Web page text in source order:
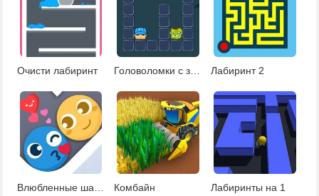
Очисти лабиринт Головоломки с зомби Лабиринт 2
Комбайн Лабиринты на 1